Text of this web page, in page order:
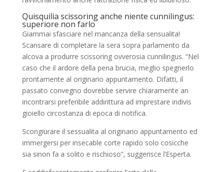
Quisquilia scissoring anche niente cunnilingus:
superiore non farlo
Giammai sfasciare nel mancanza della sensualita!
Scansare di completare la sera sopra parlamento da
alcova a produrre scissoring ovverosia cunnilingus. “Nel
caso che il ardore della pena brucia, meglio spegnerlo
prontamente al originario appuntamento. Difatti, il
passato convegno dovrebbe servire chiaramente an
incontrarsi preferibile addirittura ad imprestare indivis
gioiello circostanza di epoca di notifica.
Scongiurare il sessualita al originario appuntamento ed
immergersi per insecable corte rapido solo cosicche
sia sinon fa a solito e rischioso”, suggerisce l’Esperta.